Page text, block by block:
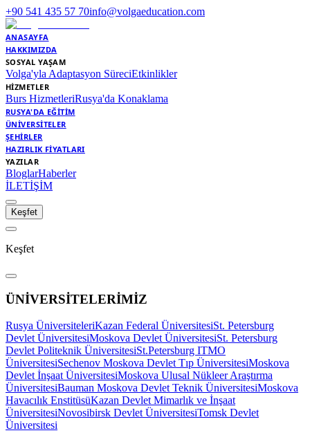
+90 541 435 57 70info@volgaeducation.com
ANASAYFA
HAKKIMIZDA
SOSYAL YAŞAM
Volga'yla Adaptasyon SüreciEtkinlikler
HİZMETLER
Burs HizmetleriRusya'da Konaklama
RUSYA'DA EĞİTİM
ÜNİVERSİTELER
ŞEHİRLER
HAZIRLIK FİYATLARI
YAZILAR
BloglarHaberler
İLETİŞİM
Keşfet
Keşfet
ÜNİVERSİTELERİMİZ
Rusya ÜniversiteleriKazan Federal ÜniversitesiSt. Petersburg
Devlet ÜniversitesiMoskova Devlet ÜniversitesiSt. Petersburg
Devlet Politeknik ÜniversitesiSt.Petersburg ITMO
ÜniversitesiSechenov Moskova Devlet Tıp ÜniversitesiMoskova
Devlet İnşaat ÜniversitesiMoskova Ulusal Nükleer Araştırma
ÜniversitesiBauman Moskova Devlet Teknik ÜniversitesiMoskova
Havacılık EnstitüsüKazan Devlet Mimarlık ve İnşaat
ÜniversitesiNovosibirsk Devlet ÜniversitesiTomsk Devlet
Üniversitesi